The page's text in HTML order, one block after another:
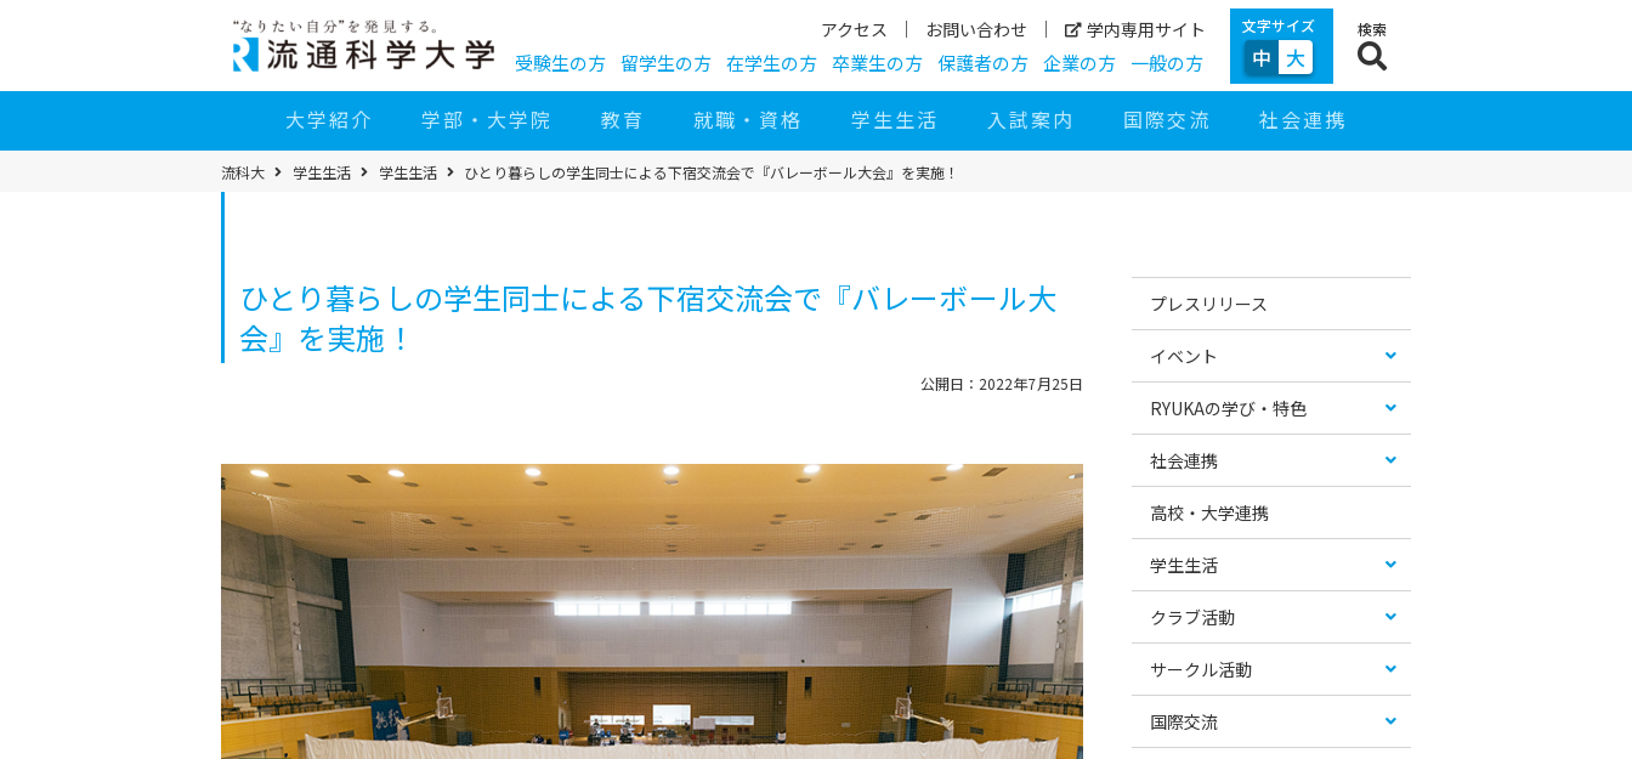
へ
アクセス お問い合わせ 学内専用サイト
受験生の方 留学生の方 在学生の方 卒業生の方 保護者の方 企業の方 一般の方
文字サイズ
中 大
検索
大学紹介 学部・大学院 教育 就職・資格 学生生活 入試案内 国際交流 社会連携
パ
ン
流科大 学生生活 学生生活 ひとり暮らしの学生同士による下宿交流会で『バレーボール大会』を実施！
ひとり暮らしの学生同士による下宿交流会で『バレーボール大
会』を実施！
公開日：2022年7月25日
イ
ビ
シ
お
め
テ
カ
リ
ス
プレスリリース
イベント
RYUKAの学び・特色
社会連携
高校・大学連携
学生生活
クラブ活動
サークル活動
国際交流